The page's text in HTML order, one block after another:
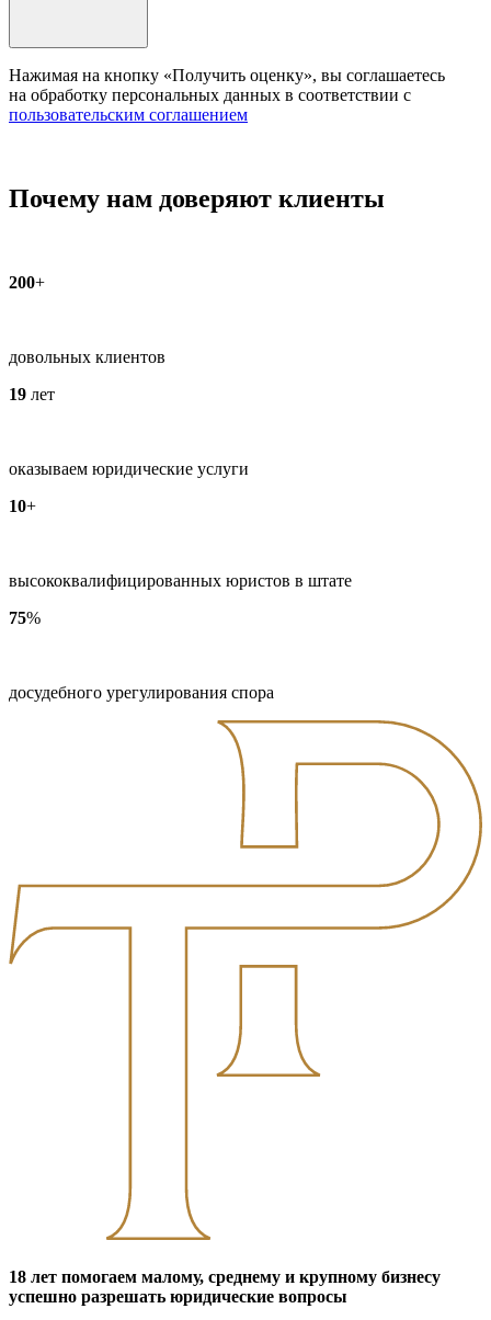
Нажимая на кнопку «Получить оценку», вы соглашаетесь
на обработку персональных данных в соответствии с
пользовательским соглашением
Почему нам доверяют клиенты
200+
довольных клиентов
19 лет
оказываем юридические услуги
10+
высококвалифицированных юристов в штате
75%
досудебного урегулирования спора
18 лет помогаем малому, среднему и крупному бизнесу
успешно разрешать юридические вопросы